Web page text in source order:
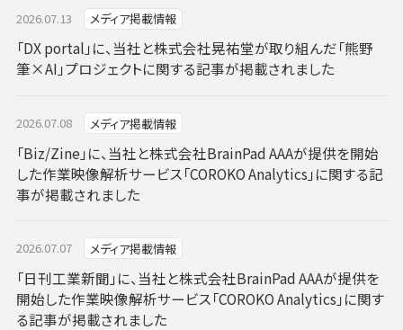
2026.07.13 メディア掲載情報
「DX portal」に、当社と株式会社晃祐堂が取り組んだ「熊野
筆×AI」プロジェクトに関する記事が掲載されました
2026.07.08 メディア掲載情報
「Biz/Zine」に、当社と株式会社BrainPad AAAが提供を開始
した作業映像解析サービス「COROKO Analytics」に関する記
事が掲載されました
2026.07.07 メディア掲載情報
「日刊工業新聞」に、当社と株式会社BrainPad AAAが提供を
開始した作業映像解析サービス「COROKO Analytics」に関す
る記事が掲載されました